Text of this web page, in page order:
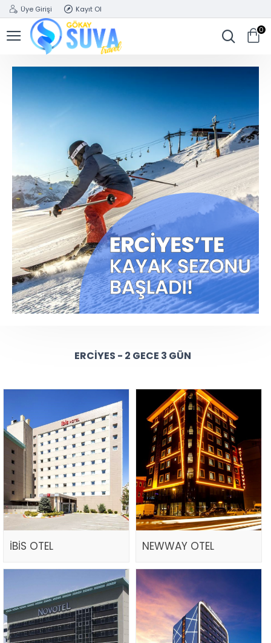
Üye Girişi Kayıt Ol
0
ERCIYES - 2 GECE 3 GÜN
İBİS OTEL NEWWAY OTEL